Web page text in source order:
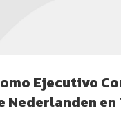
Ejecutivo
Nederlanden en